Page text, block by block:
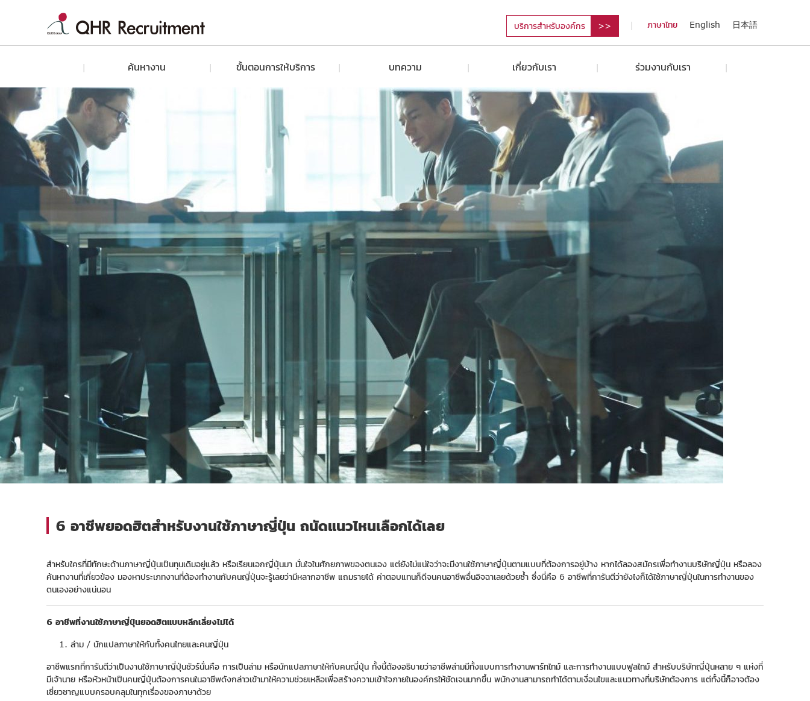
บริการสำหรับองค์กร ภาษาไทย English 日本語
ค้นหางาน ขั้นตอนการให้บริการ บทความ เกี่ยวกับเรา ร่วมงานกับเรา
6 อาชีพยอดฮิตสำหรับงานใช้ภาษาญี่ปุ่น ถนัดแนวไหนเลือกได้เลย
สำหรับใครที่มีทักษะด้านภาษาญี่ปุ่นเป็นทุนเดิมอยู่แล้ว หรือเรียนเอกญี่ปุ่นมา มั่นใจในศักยภาพของตนเอง แต่ยังไม่แน่ใจว่าจะมีงานใช้ภาษาญี่ปุ่นตามแบบที่ต้องการอยู่บ้าง หากได้ลองสมัครเพื่อทำงานบริษัทญี่ปุ่น หรือลอง
ค้นหางานที่เกี่ยวข้อง มองหาประเภทงานที่ต้องทำงานกับคนญี่ปุ่นจะรู้เลยว่ามีหลากอาชีพ แถมรายได้ ค่าตอบแทนก็ดีจนคนอาชีพอื่นอิจฉาเลยด้วยซ้ำ ซึ่งนี่คือ 6 อาชีพที่การันตีว่ายังไงก็ได้ใช้ภาษาญี่ปุ่นในการทำงานของ
ตนเองอย่างแน่นอน
6 อาชีพที่งานใช้ภาษาญี่ปุ่นยอดฮิตแบบหลีกเลี่ยงไม่ได้
ล่าม / นักแปลภาษาให้กับทั้งคนไทยและคนญี่ปุ่น
อาชีพแรกที่การันตีว่าเป็นงานใช้ภาษาญี่ปุ่นชัวร์นั่นคือ การเป็นล่าม หรือนักแปลภาษาให้กับคนญี่ปุ่น ทั้งนี้ต้องอธิบายว่าอาชีพล่ามมีทั้งแบบการทำงานพาร์ทไทม์ และการทำงานแบบฟูลไทม์ สำหรับบริษัทญี่ปุ่นหลาย ๆ แห่งที่
มีเจ้านาย หรือหัวหน้าเป็นคนญี่ปุ่นต้องการคนในอาชีพดังกล่าวเข้ามาให้ความช่วยเหลือเพื่อสร้างความเข้าใจภายในองค์กรให้ชัดเจนมากขึ้น พนักงานสามารถทำได้ตามเงื่อนไขและแนวทางที่บริษัทต้องการ แต่ทั้งนี้ก็อาจต้อง
เชี่ยวชาญแบบครอบคลุมในทุกเรื่องของภาษาด้วย